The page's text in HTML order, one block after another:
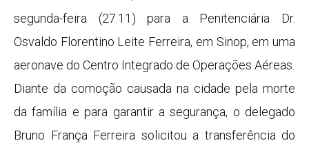
segunda-feira (27.11) para a Penitenciária Dr.
Osvaldo Florentino Leite Ferreira, em Sinop, em uma
aeronave do Centro Integrado de Operações Aéreas.
Diante da comoção causada na cidade pela morte
da família e para garantir a segurança, o delegado
Bruno França Ferreira solicitou a transferência do